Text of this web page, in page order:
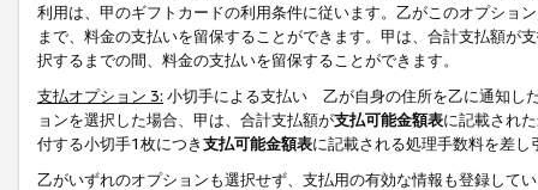
利用は、甲のギフトカードの利用条件に従います。乙がこのオプショ
まで、料金の支払いを留保することができます。甲は、合計支払額が
択するまでの間、料金の支払いを留保することができます。
支払オプション 3: 小切手による支払い 乙が自身の住所を乙に通知し
ョンを選択した場合、甲は、合計支払額が支払可能金額表に記載され
付する小切手1枚につき支払可能金額表に記載される処理手数料を差し
乙がいずれのオプションも選択せず、支払用の有効な情報も登録して